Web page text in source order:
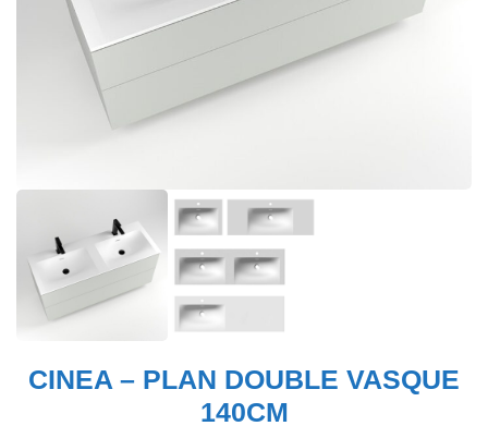
CINEA – PLAN DOUBLE VASQUE
140CM